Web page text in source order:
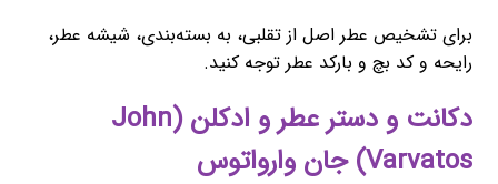
برای تشخیص عطر اصل از تقلبی، به بسته‌بندی، شیشه عطر،
رایحه و کد بچ و بارکد عطر توجه کنید.
دکانت و دستر عطر و ادکلن (John
Varvatos) جان وارواتوس